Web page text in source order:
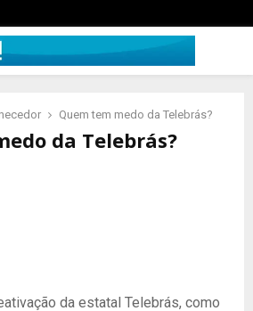
Quem tem medo da Telebrás?
da Telebrás?
da estatal Telebrás, como